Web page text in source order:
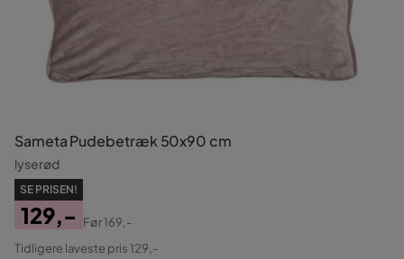
Sameta Pudebetræk 50x90 cm
lyserød
SE PRISEN!
Pris
129,-
Original
Før169,-
Tidligere laveste pris 129,-